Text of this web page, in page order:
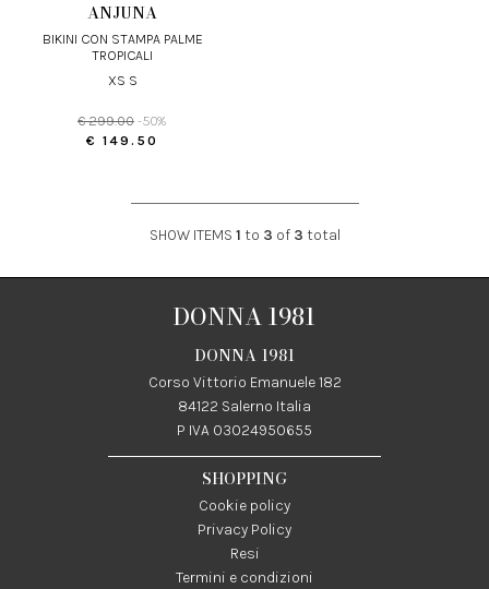
ANJUNA
BIKINI CON STAMPA PALME
TROPICALI
XS S
€ 299.00 -50%
€ 149.50
SHOW ITEMS 1 to 3 of 3 total
DONNA 1981
DONNA 1981
Corso Vittorio Emanuele 182
84122 Salerno Italia
P IVA 03024950655
SHOPPING
Cookie policy
Privacy Policy
Resi
Termini e condizioni